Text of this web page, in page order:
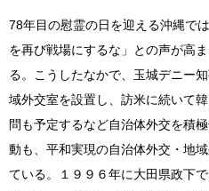
78年目の慰霊の日を迎える沖縄で
を再び戦場にするな」との声が高
る。こうしたなかで、玉城デニー
域外交室を設置し、訪米に続いて
問も予定するなど自治体外交を積
動も、平和実現の自治体外交・地
ている。１９９６年に大田県政下